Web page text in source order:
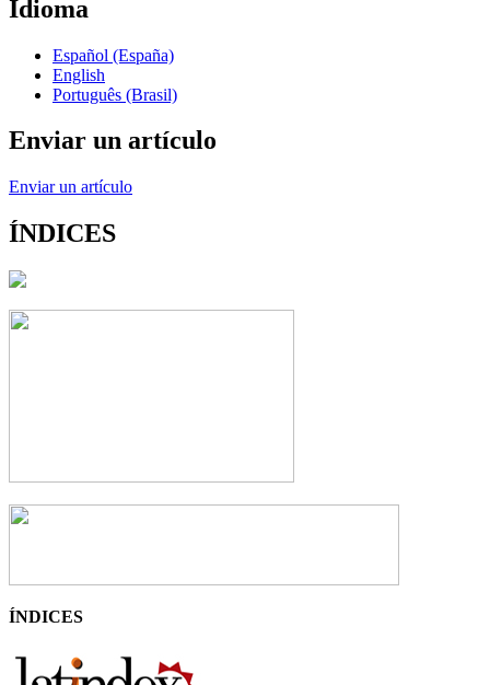
Idioma
Español (España)
English
Português (Brasil)
Enviar un artículo
Enviar un artículo
ÍNDICES
ÍNDICES